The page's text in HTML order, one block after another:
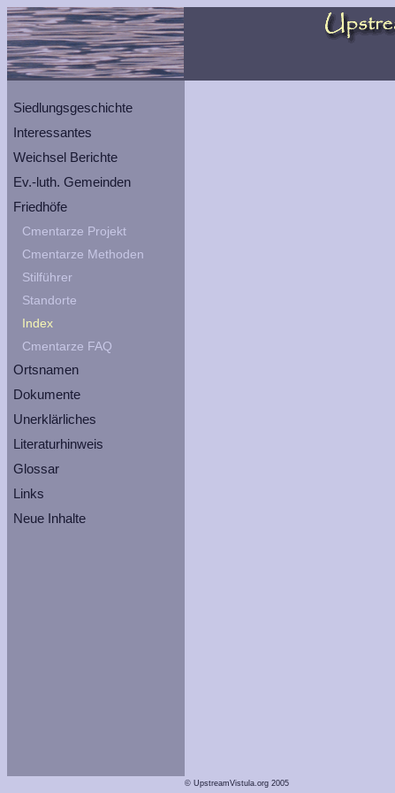
Siedlungsgeschichte
Interessantes
Weichsel Berichte
Ev.-luth. Gemeinden
Friedhöfe
Cmentarze Projekt
Cmentarze Methoden
Stilführer
Standorte
Index
Cmentarze FAQ
Ortsnamen
Dokumente
Unerklärliches
Literaturhinweis
Glossar
Links
Neue Inhalte
© UpstreamVistula.org 2005